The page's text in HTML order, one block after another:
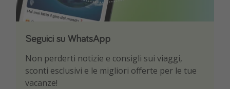
Seguici su WhatsApp
Non perderti notizie e consigli sui viaggi,
sconti esclusivi e le migliori offerte per le tue
vacanze!
Scarica la nostra App
Sii il primo a conoscere le migliori offerte di
viaggio